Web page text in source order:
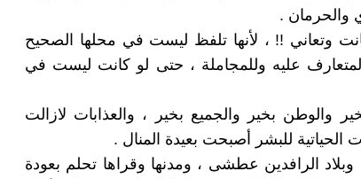
والحرمان .
وتعاني !! ، لأنها تلفظ ليست في محلها الصحيح
عليه وللمجاملة ، حتى لو كانت ليست في
والوطن بخير والجميع بخير ، والعذابات لازالت
الحياتية للبشر أصبحت بعيدة المنال .
وبلاد الرافدين عطشى ، ومدنها وقراها تحلم بعودة